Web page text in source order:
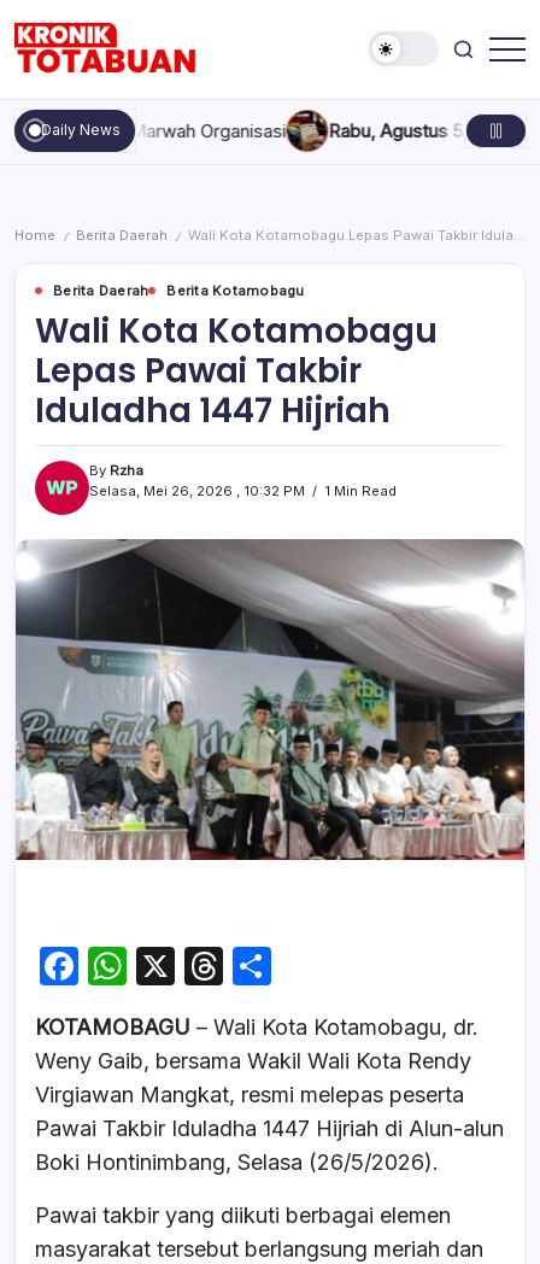
content
Totabuan
hari
ini
Kronik
Daily News
dan Marwah Organisasi Rabu, Agustus 5, 2026 , 11:44 AM
Home / Berita Daerah / Wali Kota Kotamobagu Lepas Pawai Takbir Iduladha 1447 Hijriah
Berita Daerah Berita Kotamobagu
Wali Kota Kotamobagu
Lepas Pawai Takbir
Iduladha 1447 Hijriah
By Rzha
Selasa, Mei 26, 2026 , 10:32 PM
1 Min Read
F
c
e
b
o
o
k
W
at
s
A
p
p
X
T
e
a
d
s
ar
e
KOTAMOBAGU – Wali Kota Kotamobagu, dr.
Weny Gaib, bersama Wakil Wali Kota Rendy
Virgiawan Mangkat, resmi melepas peserta
Pawai Takbir Iduladha 1447 Hijriah di Alun-alun
Boki Hontinimbang, Selasa (26/5/2026).
Pawai takbir yang diikuti berbagai elemen
masyarakat tersebut berlangsung meriah dan